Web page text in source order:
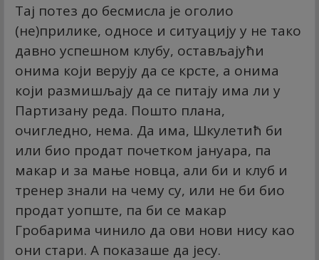
Тај потез до бесмисла је оголио
(не)прилике, односе и ситуацију у не тако
давно успешном клубу, остављајући
онима који верују да се крсте, а онима
који размишљају да се питају има ли у
Партизану реда. Пошто плана,
очигледно, нема. Да има, Шкулетић би
или био продат почетком јануара, па
макар и за мање новца, али би и клуб и
тренер знали на чему су, или не би био
продат уопште, па би се макар
Гробарима чинило да ови нови нису као
они стари. А показаше да јесу.